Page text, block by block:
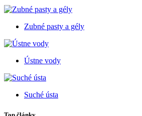
Zubné pasty a gély
Ústne vody
Suché ústa